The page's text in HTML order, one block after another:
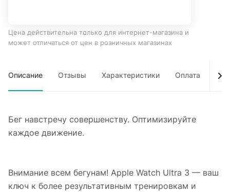
Цена действительна только для интернет-магазина и
может отличаться от цен в розничных магазинах
Описание Отзывы Характеристики Оплата
Бег навстречу совершенству. Оптимизируйте
каждое движение.
Внимание всем бегунам! Apple Watch Ultra 3 — ваш
ключ к более результативным тренировкам и